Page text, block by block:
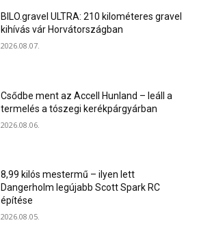
BILO.gravel ULTRA: 210 kilométeres gravel
kihívás vár Horvátországban
2026.08.07.
Csődbe ment az Accell Hunland – leáll a
termelés a tószegi kerékpárgyárban
2026.08.06.
8,99 kilós mestermű – ilyen lett
Dangerholm legújabb Scott Spark RC
építése
2026.08.05.